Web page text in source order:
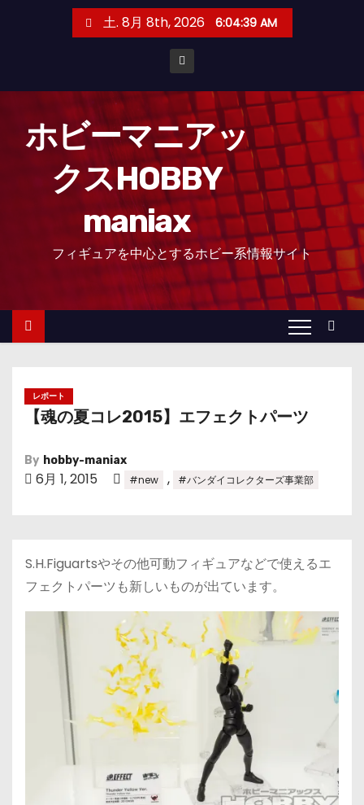
土. 8月 8th, 2026 6:04:40 AM
ホビーマニアッ
クスHOBBY
maniax
フィギュアを中心とするホビー系情報サイト
レポート
【魂の夏コレ2015】エフェクトパーツ
By hobby-maniax
6月 1, 2015 #new , #バンダイコレクターズ事業部
S.H.Figuartsやその他可動フィギュアなどで使えるエ
フェクトパーツも新しいものが出ています。